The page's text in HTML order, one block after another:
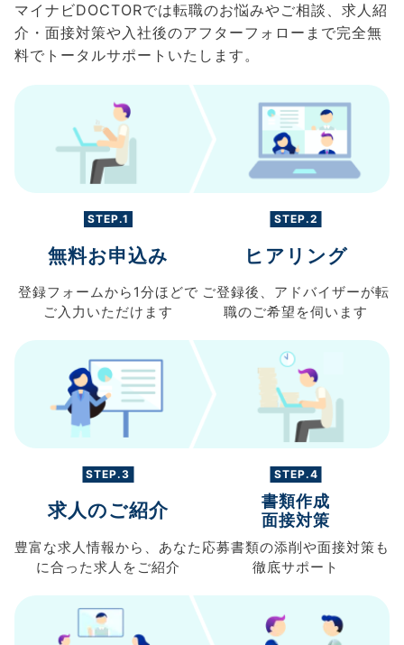
マイナビDOCTORでは転職のお悩みやご相談、求人紹
介・面接対策や入社後のアフターフォローまで完全無
料でトータルサポートいたします。
STEP.1
無料お申込み
登録フォームから 1分ほどで
ご入力 いただけます
STEP.2
ヒアリング
ご登録後、 アドバイザーが転
職のご希望を伺います
STEP.3
求人のご紹介
豊富な求人情報から、 あなた
に合った求人を ご紹介
STEP.4
書類作成
面接対策
応募書類の添削や面接対策も
徹底サポート